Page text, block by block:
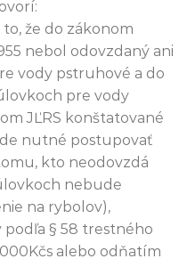
že do zákonom
nebol odovzdaný ani
vody pstruhové a do
úlovkoch pre vody
JĽRS konštatované
nutné postupovať
kto neodovzdá
nebude
na rybolov),
§ 58 trestného
alebo odňatím